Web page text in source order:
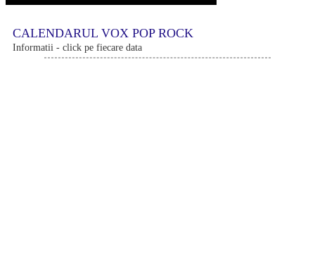
CALENDARUL VOX POP ROCK
Informatii - click pe fiecare data